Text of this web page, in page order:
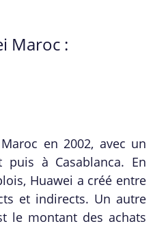
Maroc :
en 2002, avec un
à Casablanca. En
Huawei a créé entre
et indirects. Un autre
le montant des achats